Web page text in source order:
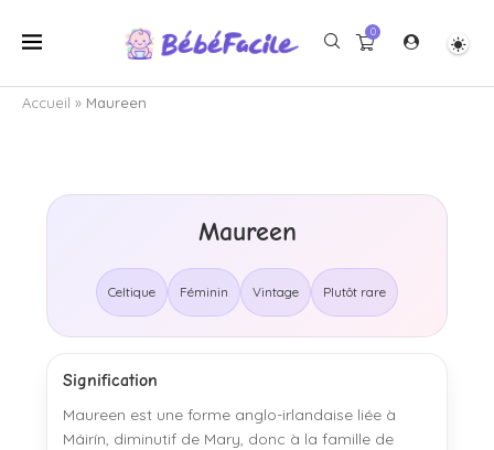
0
Accueil » Maureen
Maureen
Celtique Féminin Vintage Plutôt rare
Signification
Maureen est une forme anglo-irlandaise liée à
Máirín, diminutif de Mary, donc à la famille de